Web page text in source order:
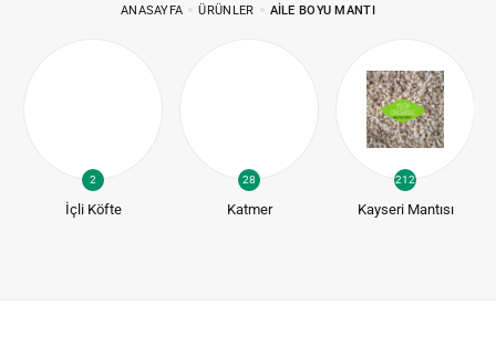
ANASAYFA ÜRÜNLER AILE BOYU MANTI
2
İçli Köfte
28
Katmer
212
Kayseri Mantısı